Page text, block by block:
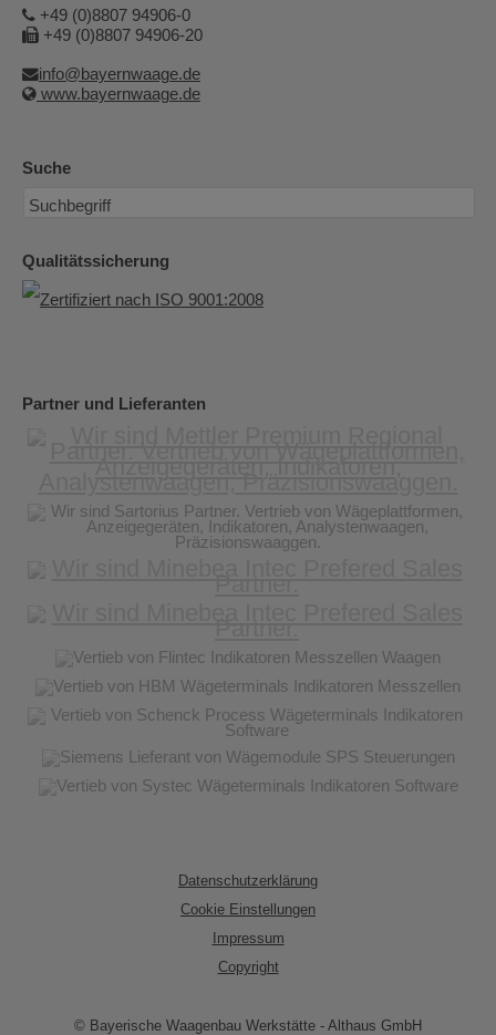
+49 (0)8807 94906-0
+49 (0)8807 94906-20
info@bayernwaage.de
www.bayernwaage.de
Suche
Qualitätssicherung
Partner und Lieferanten
Datenschutzerklärung
Cookie Einstellungen
Impressum
Copyright
© Bayerische Waagenbau Werkstätte - Althaus GmbH